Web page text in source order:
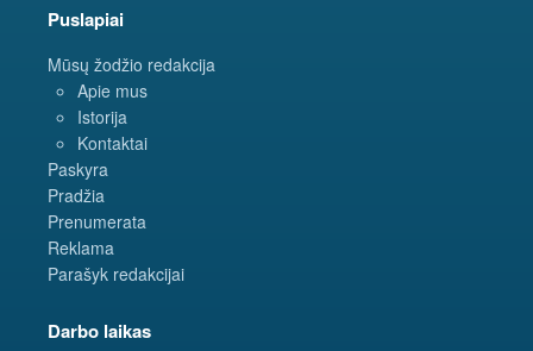
Puslapiai
Mūsų žodžio redakcija
Apie mus
Istorija
Kontaktai
Paskyra
Pradžia
Prenumerata
Reklama
Parašyk redakcijai
Darbo laikas